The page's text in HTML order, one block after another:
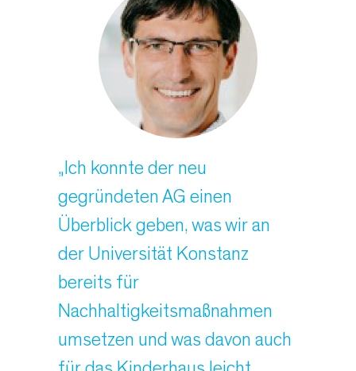
„Ich konnte der neu
gegründeten AG einen
Überblick geben, was wir an
der Universität Konstanz
bereits für
Nachhaltigkeitsmaßnahmen
umsetzen und was davon auch